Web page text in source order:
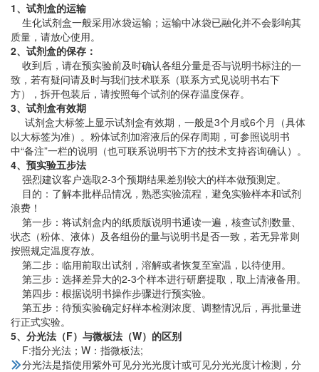
1、试剂盒的运输
生化试剂盒一般采用冰袋运输；运输中冰袋已融化并不会影响其
质量，请放心使用。
2、试剂盒的保存：
收到后，请在预实验前及时确认各组分量是否与说明书标注的一
致，若有疑问请及时与我们技术联系（联系方式见说明书右下
方），拆开包装后，请按照每个试剂的保存温度保存。
3、试剂盒有效期
试剂盒大标签上显示试剂盒有效期，一般是3个月或6个月（具体
以大标签为准）。粉体试剂加溶液后的保存周期，可参照说明书
中“备注”一栏的说明（也可联系说明书下方的技术支持咨询确认）。
4、预实验五步法
强烈建议客户选取2-3个预期结果差别较大的样本做预测定。
目的：了解本批样品情况，熟悉实验流程，避免实验样本和试剂
浪费！
第一步：将试剂盒内的纸质版说明书通读一遍，核查试剂数量、
状态（粉体、液体）及各组份的量与说明书是否一致，若无异常则
按照规定温度存放。
第二步：临用前取出试剂，溶解或者恢复至室温，以待使用。
第三步：选择差异大的2-3个样本进行研磨提取，取上清液备用。
第四步：根据说明书操作步骤进行预实验。
第五步：待预实验确定好样本检测浓度、调整情况后，再批量进
行正式实验。
5、分光法（F）与微板法（W）的区别
F:指分光法；W：指微板法;
分光法是指使用紫外可见分光光度计或可见分光光度计检测，分